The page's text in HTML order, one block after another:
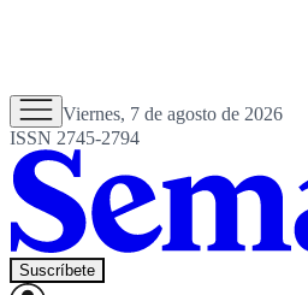
Viernes, 7 de agosto de 2026
ISSN 2745-2794
Suscríbete